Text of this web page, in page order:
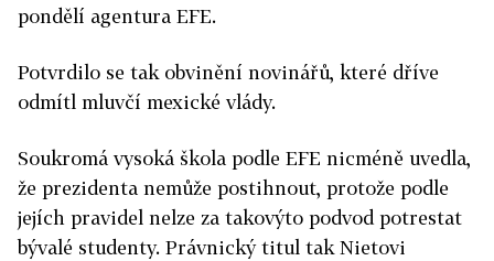
pondělí agentura EFE.
Potvrdilo se tak obvinění novinářů, které dříve
odmítl mluvčí mexické vlády.
Soukromá vysoká škola podle EFE nicméně uvedla,
že prezidenta nemůže postihnout, protože podle
jejích pravidel nelze za takovýto podvod potrestat
bývalé studenty. Právnický titul tak Nietovi